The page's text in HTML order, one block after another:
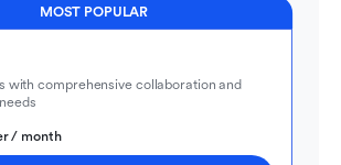
MOST POPULAR
with comprehensive collaboration and
/ month